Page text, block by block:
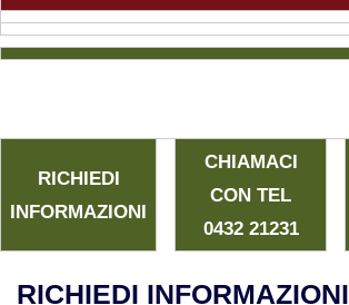
Viaggi in USA
Viaggi in Isole Cook
Viaggi in Nuova Zelanda
Viaggi in Australia
RICHIEDI
INFORMAZIONI
CHIAMACI
CON TEL
0432 21231
RICHIEDI INFORMAZIONI